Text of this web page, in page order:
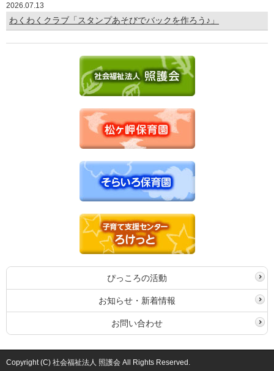
2026.07.13
わくわくクラブ「スタンプあそびでバックを作ろう♪」
ぴっころの活動
お知らせ・新着情報
お問い合わせ
Copyright (C) 社会福祉法人 照護会 All Rights Reserved.